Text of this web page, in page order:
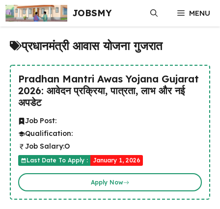
Skip
to
content
JOBSMY MENU
प्रधानमंत्री आवास योजना गुजरात
Pradhan Mantri Awas Yojana Gujarat
2026: आवेदन प्रक्रिया, पात्रता, लाभ और नई
अपडेट
Job Post:
Qualification:
Job Salary:O
Last Date To Apply : January 1, 2026
Apply Now